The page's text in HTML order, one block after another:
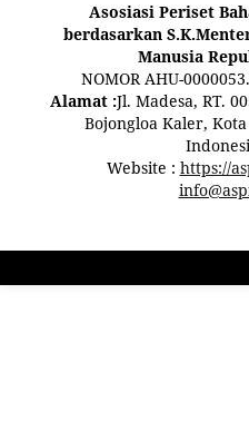
Asosiasi Periset
berdasarkan
Manusia
NOMOR AHU-
Alamat :Jl. Madesa, RT.
Bojongloa Kaler,
Website : https://